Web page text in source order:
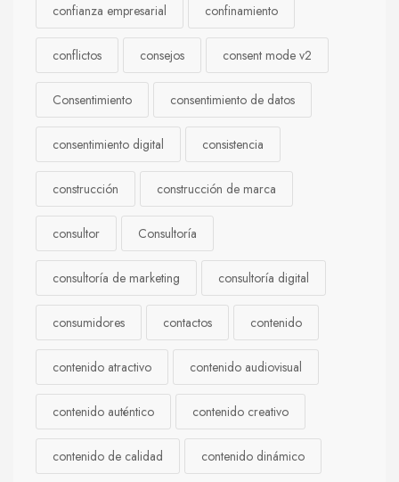
confianza empresarial confinamiento
conflictos consejos consent mode v2
Consentimiento consentimiento de datos
consentimiento digital consistencia
construcción construcción de marca
consultor Consultoría
consultoría de marketing consultoría digital
consumidores contactos contenido
contenido atractivo contenido audiovisual
contenido auténtico contenido creativo
contenido de calidad contenido dinámico